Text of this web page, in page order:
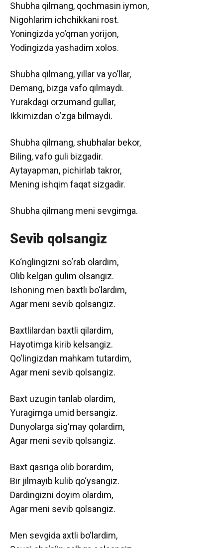
Shubha qilmang, qochmasin iymon,
Nigohlarim ichchikkani rost.
Yoningizda yo‘qman yorijon,
Yodingizda yashadim xolos.
Shubha qilmang, yillar va yo‘llar,
Demang, bizga vafo qilmaydi.
Yurakdagi orzumand gullar,
Ikkimizdan o‘zga bilmaydi.
Shubha qilmang, shubhalar bekor,
Biling, vafo guli bizgadir.
Aytayapman, pichirlab takror,
Mening ishqim faqat sizgadir.
Shubha qilmang meni sevgimga.
Sevib qolsangiz
Ko‘nglingizni so‘rab olardim,
Olib kelgan gulim olsangiz.
Ishoning men baxtli bo‘lardim,
Agar meni sevib qolsangiz.
Baxtlilardan baxtli qilardim,
Hayotimga kirib kelsangiz.
Qo‘lingizdan mahkam tutardim,
Agar meni sevib qolsangiz.
Baxt uzugin tanlab olardim,
Yuragimga umid bersangiz.
Dunyolarga sig‘may qolardim,
Agar meni sevib qolsangiz.
Baxt qasriga olib borardim,
Bir jilmayib kulib qo‘ysangiz.
Dardingizni doyim olardim,
Agar meni sevib qolsangiz.
Men sevgida axtli bo‘lardim,